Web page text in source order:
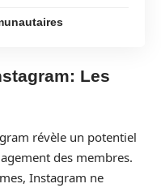
Les
révèle un potentiel
des membres.
Instagram ne